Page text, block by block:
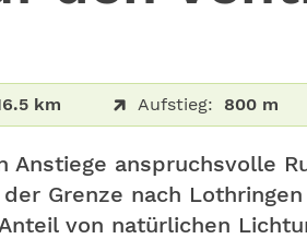
km Aufstieg: 800 m
Anstiege anspruchsvolle
Grenze nach
von natürlichen